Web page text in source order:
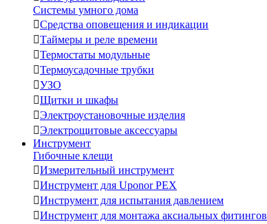
Системы умного дома
Средства оповещения и индикации
Таймеры и реле времени
Термостаты модульные
Термоусадочные трубки
УЗО
Щитки и шкафы
Электроустановочные изделия
Электрощитовые аксессуары
Инструмент
Гибочные клещи
Измерительный инструмент
Инструмент для Uponor PEX
Инструмент для испытания давлением
Инструмент для монтажа аксиальных фитингов